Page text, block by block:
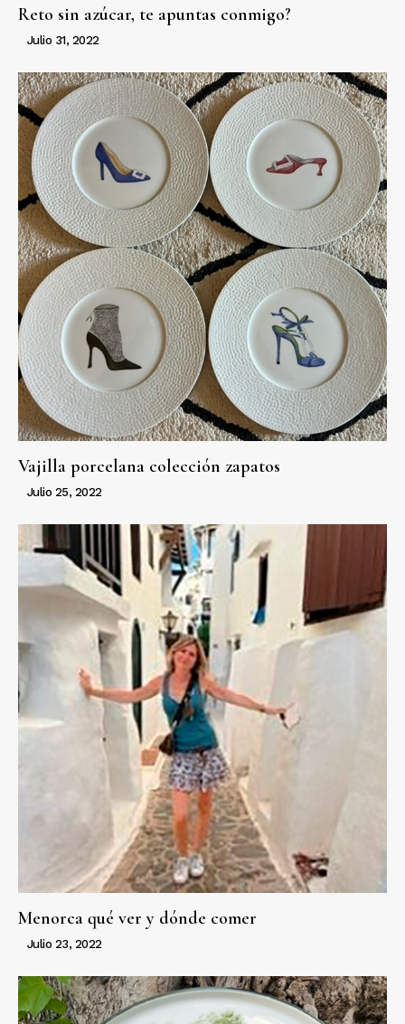
Reto sin azúcar, te apuntas conmigo?
Julio 31, 2022
Vajilla porcelana colección zapatos
Julio 25, 2022
Menorca qué ver y dónde comer
Julio 23, 2022